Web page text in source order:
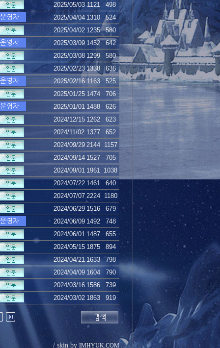
2025/05/03 1121
498
2025/04/04 1310
524
2025/04/02 1235
580
2025/03/09 1452
642
2025/03/08 1299
580
2025/02/23 1338
636
2025/02/16 1163
525
2025/01/25 1474
706
2025/01/01 1488
626
2024/12/15 1262
623
2024/11/02 1377
652
2024/09/29 2144 1157
2024/09/14 1527
705
2024/09/01 1961 1038
2024/07/22 1461
640
2024/07/07 2224 1180
2024/06/29 1516
679
2024/06/09 1492
748
2024/06/01 1487
655
2024/05/15 1875
894
2024/04/21 1633
798
2024/04/09 1604
790
2024/03/16 1586
739
2024/03/02 1863 919
/ skin by IMHYUK.COM